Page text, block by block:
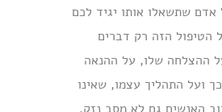
שתשאלו אותו יגיד לכם
הזה רק דברים
ההצלחה שלו, על ההנאה
ועל התהליך עצמו, שאינו